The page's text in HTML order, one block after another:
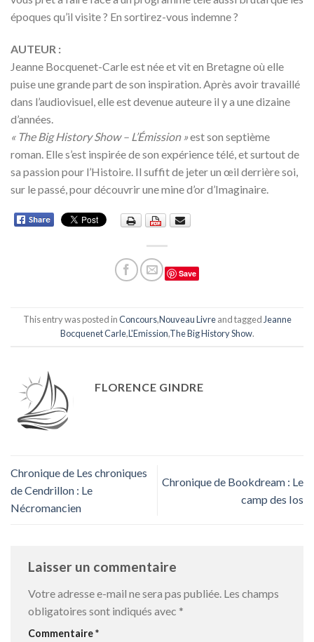
époques qu’il visite ? En sortirez-vous indemne ?
AUTEUR :
Jeanne Bocquenet-Carle est née et vit en Bretagne où elle
puise une grande part de son inspiration. Après avoir travaillé
dans l’audiovisuel, elle est devenue auteure il y a une dizaine
d’années.
« The Big History Show – L’Émission »est son septième
roman. Elle s’est inspirée de son expérience télé, et surtout de
sa passion pour l’Histoire. Il suffit de jeter un œil derrière soi,
sur le passé, pour découvrir une mine d’or d’Imaginaire.
Save
This entry was posted inConcours,Nouveau Livreand taggedJeanne
Bocquenet Carle,L'Emission,The Big History Show.
FLORENCE GINDRE
Chronique de Les chroniques
de Cendrillon : Le
Nécromancien
Chronique de Bookdream : Le
camp des Ios
Laisser un commentaire
Votre adresse e-mail ne sera pas publiée. Les champs
obligatoires sont indiqués avec *
Commentaire*